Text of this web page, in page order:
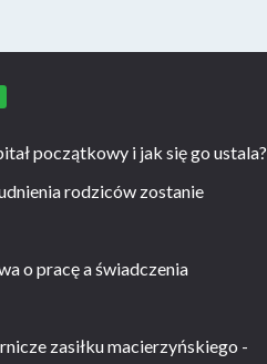
początkowy i jak się go ustala?
rodziców zostanie
o pracę a świadczenia
zasiłku macierzyńskiego -